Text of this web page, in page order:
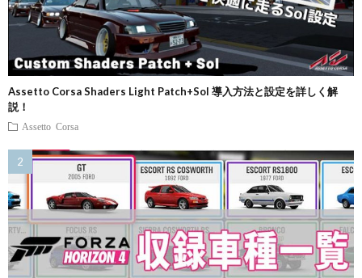
Assetto Corsa Shaders Light Patch+Sol 導入方法と設定を詳しく解
説！
Assetto Corsa